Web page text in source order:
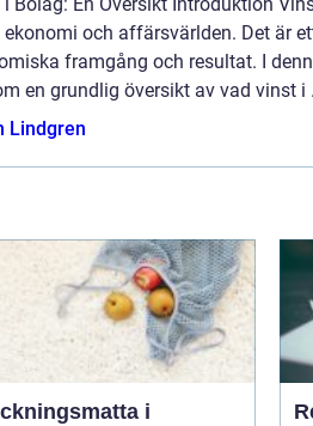
och affärsvärlden. Det är
framgång och resultat. I
en grundlig översikt av vad vinst i
Lindgren
i